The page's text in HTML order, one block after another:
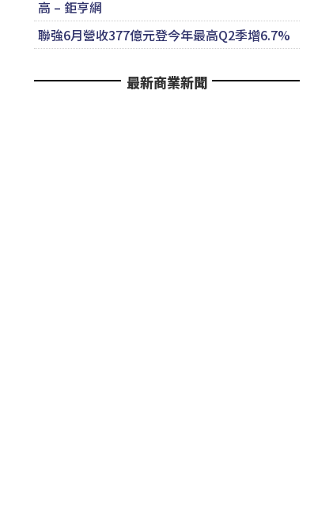
高 – 鉅亨網
聯強6月營收377億元登今年最高Q2季增6.7%
最新商業新聞